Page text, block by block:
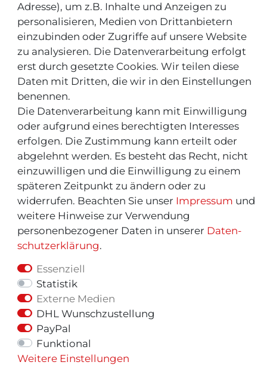
Adresse), um z.B. Inhalte und Anzeigen zu
personalisieren, Medien von Drittanbietern
einzubinden oder Zugriffe auf unsere Website
zu analysieren. Die Datenverarbeitung erfolgt
erst durch gesetzte Cookies. Wir teilen diese
Daten mit Dritten, die wir in den Einstellungen
benennen.
Die Datenverarbeitung kann mit Einwilligung
oder aufgrund eines berechtigten Interesses
erfolgen. Die Zustimmung kann erteilt oder
abgelehnt werden. Es besteht das Recht, nicht
einzuwilligen und die Einwilligung zu einem
späteren Zeitpunkt zu ändern oder zu
widerrufen. Beachten Sie unser Impressum und
weitere Hinweise zur Verwendung
personenbezogener Daten in unserer Daten­
schutz­erklärung.
Essenziell
Statistik
Externe Medien
DHL Wunschzustellung
PayPal
Funktional
Weitere Einstellungen
INFOS & TIPPS
Rücksendeservice/-Informationen
Informationen "MeinEinkauf.ch"
© Copyright 2026 | Alle Rechte vorbehalten.